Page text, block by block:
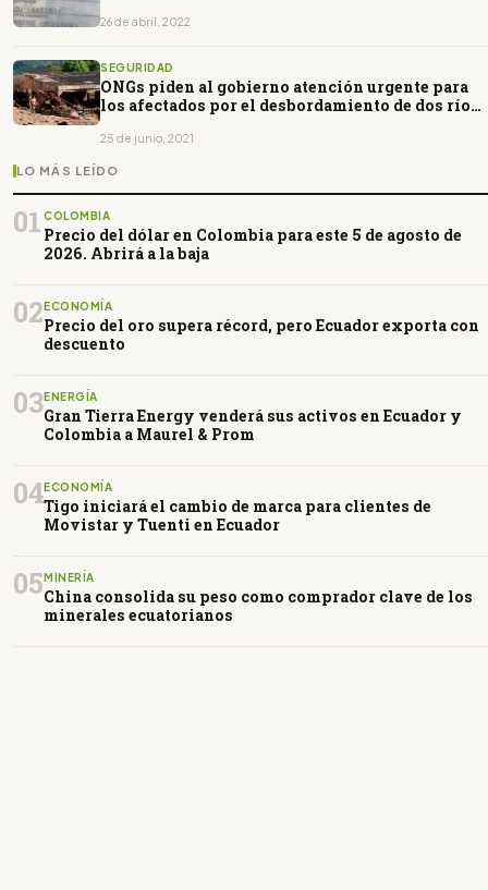
26 de abril, 2022
SEGURIDAD
ONGs piden al gobierno atención urgente para
los afectados por el desbordamiento de dos ríos
25 de junio, 2021
LO MÁS LEÍDO
01 COLOMBIA
Precio del dólar en Colombia para este 5 de agosto de
2026. Abrirá a la baja
02ECONOMÍA
Precio del oro supera récord, pero Ecuador exporta con
descuento
03ENERGÍA
Gran Tierra Energy venderá sus activos en Ecuador y
Colombia a Maurel & Prom
04ECONOMÍA
Tigo iniciará el cambio de marca para clientes de
Movistar y Tuenti en Ecuador
05MINERÍA
China consolida su peso como comprador clave de los
minerales ecuatorianos